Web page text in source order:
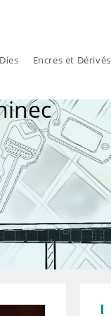
Dies Encres et Dérivés